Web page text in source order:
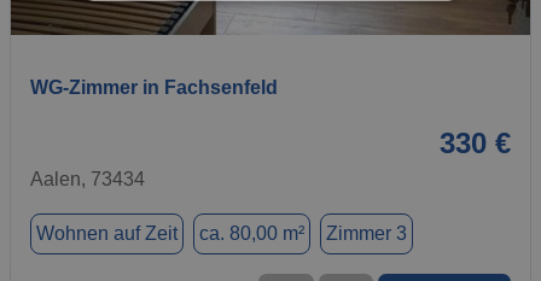
1 / 20
WG-Zimmer in Fachsenfeld
330 €
Aalen, 73434
Wohnen auf Zeit ca. 80,00 m² Zimmer 3